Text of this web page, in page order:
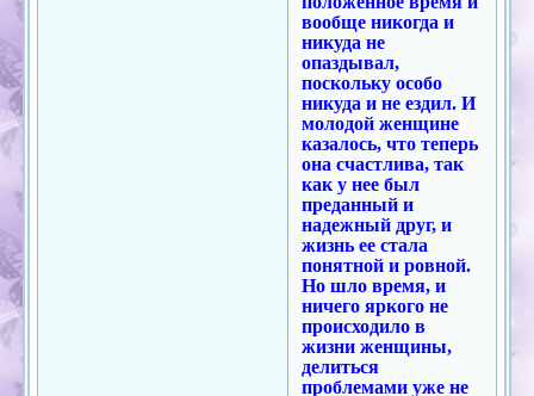
вообще никогда и
никуда не
опаздывал,
поскольку особо
никуда и не ездил. И
молодой женщине
казалось, что теперь
она счастлива, так
как у нее был
преданный и
надежный друг, и
жизнь ее стала
понятной и ровной.
Но шло время, и
ничего яркого не
происходило в
жизни женщины,
делиться
проблемами уже не